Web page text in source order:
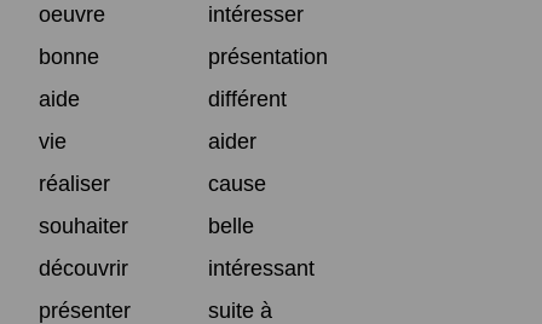
oeuvre
intéresser
bonne
présentation
aide
différent
vie
aider
réaliser
cause
souhaiter
belle
découvrir
intéressant
présenter
suite à